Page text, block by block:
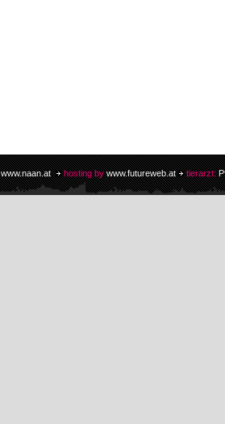
www.naan.at hosting by www.futureweb.at tierarzt: